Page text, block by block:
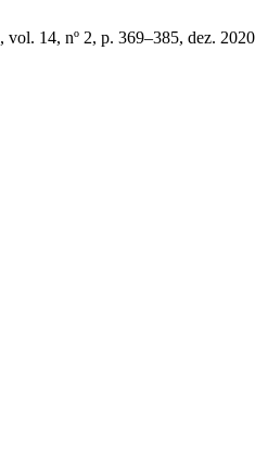
, vol. 14, nº 2, p. 369–385, dez.